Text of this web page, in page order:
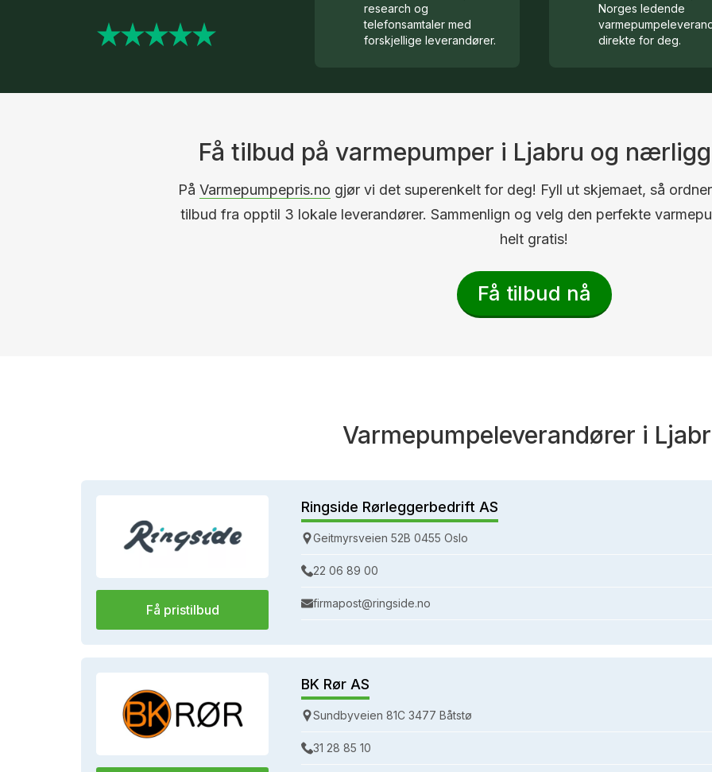
research og
telefonsamtaler med
forskjellige leverandører.
Norges ledende
direkte for deg.
Få tilbud på varmepumper i Ljabru og
På Varmepumpepris.no gjør vi det superenkelt for deg! Fyll ut skjemaet, så
tilbud fra opptil 3 lokale leverandører. Sammenlign og velg den perfekte
helt gratis!
Få tilbud nå
Varmepumpeleverandører i
Få pristilbud
Ringside Rørleggerbedrift AS
Geitmyrsveien 52B 0455 Oslo
22 06 89 00
firmapost@ringside.no
BK Rør AS
Sundbyveien 81C 3477 Båtstø
31 28 85 10